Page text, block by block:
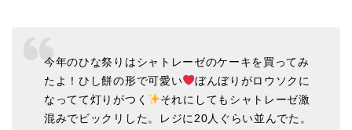
今年のひな祭りはシャトレーゼのケーキを買ってみ
たよ！ひし餅の形で可愛い
ぼんぼりがロウソクに
なってて灯りがつく
それにしてもシャトレーゼ激
混みでビックリした。レジに20人ぐらい並んでた。